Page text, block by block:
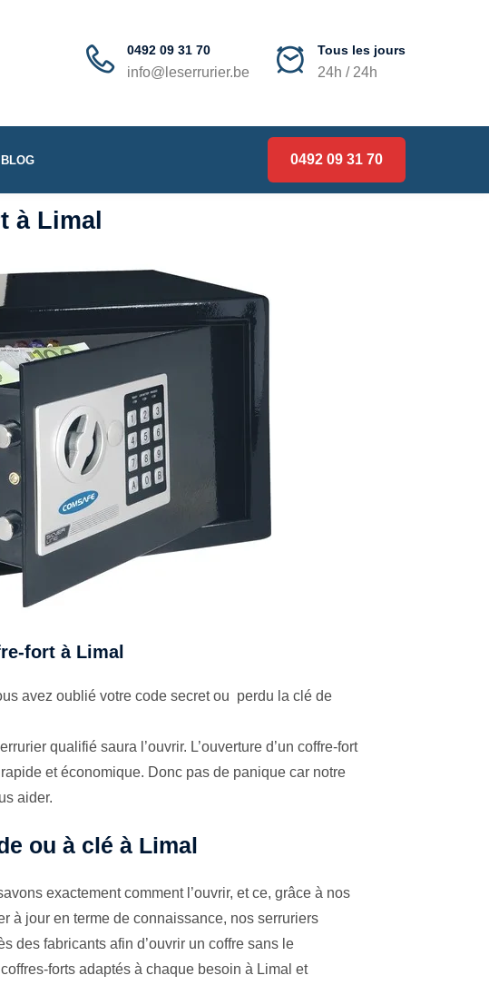
0492 09 31 70
info@leserrurier.be
Tous les jours
24h / 24h
BLOG 0492 09 31 70
à Limal
fort à Limal
avez oublié votre code secret ou perdu la clé de
qualifié saura l’ouvrir. L’ouverture d’un coffre-fort
et économique. Donc pas de panique car notre
aider.
ou à clé à Limal
exactement comment l’ouvrir, et ce, grâce à nos
à jour en terme de connaissance, nos serruriers
des fabricants afin d’ouvrir un coffre sans le
forts adaptés à chaque besoin à Limal et